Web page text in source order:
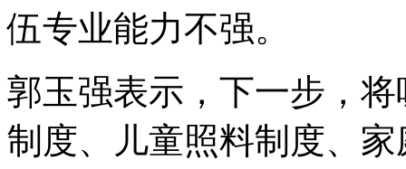
伍专业能力不强。
郭玉强表示，下一步，
制度、儿童照料制度、